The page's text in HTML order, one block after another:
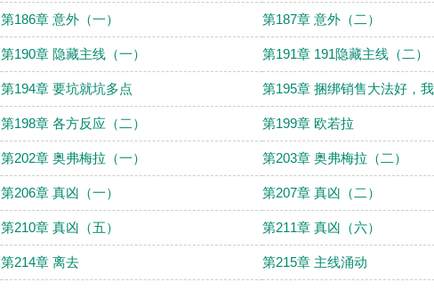
第186章 意外（一） 第187章 意外（二）
第190章 隐藏主线（一） 第191章 191隐藏主线（二）
第194章 要坑就坑多点 第195章 捆绑销售大法好，
第198章 各方反应（二） 第199章 欧若拉
第202章 奥弗梅拉（一） 第203章 奥弗梅拉（二）
第206章 真凶（一） 第207章 真凶（二）
第210章 真凶（五） 第211章 真凶（六）
第214章 离去 第215章 主线涌动